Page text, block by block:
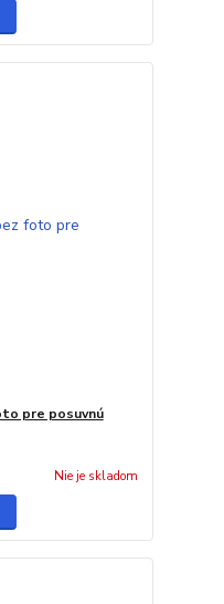
pre posuvnú
Nie je skladom